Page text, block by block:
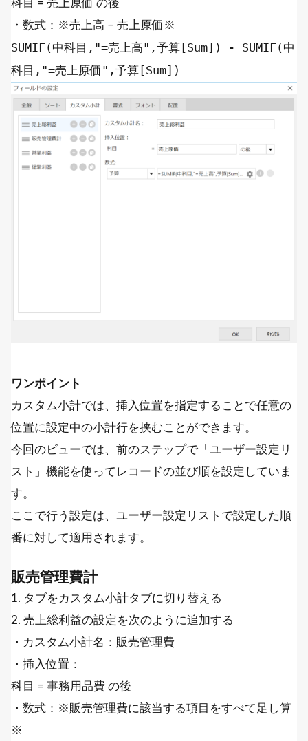
科目 = 売上原価 の後
・数式：※売上高 – 売上原価※
SUMIF(中科目, "=売上高" ,予算[Sum]) - SUMIF(中
科目, "=売上原価" ,予算[Sum])
ワンポイント
カスタム小計では、挿入位置を指定することで任意の
位置に設定中の小計行を挟むことができます。
今回のビューでは、前のステップで「ユーザー設定リ
スト」機能を使ってレコードの並び順を設定していま
す。
ここで行う設定は、ユーザー設定リストで設定した順
番に対して適用されます。
販売管理費計
1. タブをカスタム小計タブに切り替える
2. 売上総利益の設定を次のように追加する
・カスタム小計名：販売管理費
・挿入位置：
科目 = 事務用品費 の後
・数式：※販売管理費に該当する項目をすべて足し算
※